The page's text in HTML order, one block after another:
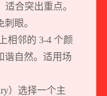
合突出重点。
眼。
相邻的 3-4 个颜
谐自然。适用场
）选择一个主